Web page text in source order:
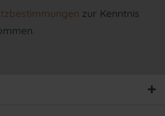
zur Kenntnis